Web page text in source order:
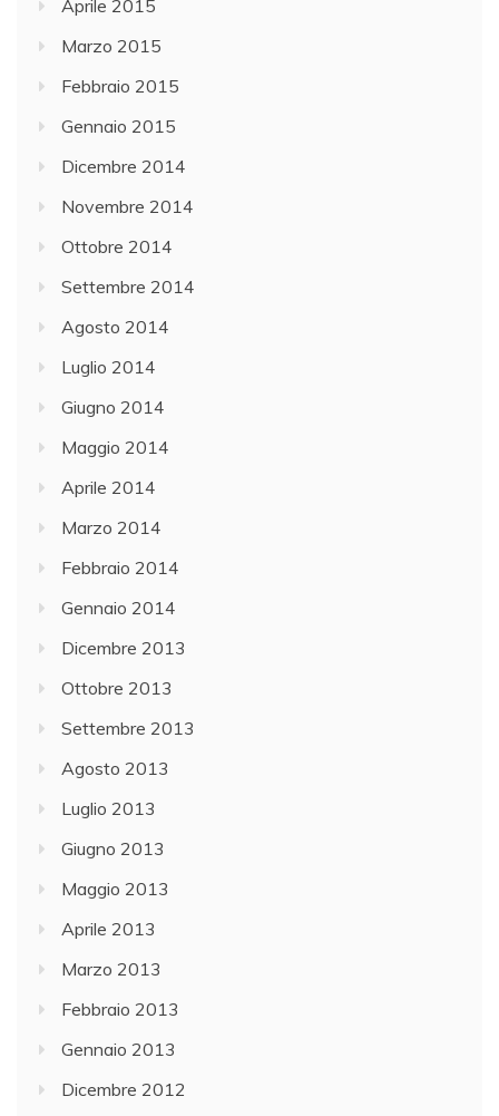
Aprile 2015
Marzo 2015
Febbraio 2015
Gennaio 2015
Dicembre 2014
Novembre 2014
Ottobre 2014
Settembre 2014
Agosto 2014
Luglio 2014
Giugno 2014
Maggio 2014
Aprile 2014
Marzo 2014
Febbraio 2014
Gennaio 2014
Dicembre 2013
Ottobre 2013
Settembre 2013
Agosto 2013
Luglio 2013
Giugno 2013
Maggio 2013
Aprile 2013
Marzo 2013
Febbraio 2013
Gennaio 2013
Dicembre 2012